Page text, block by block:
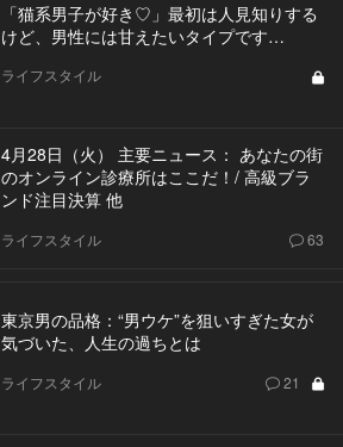
「猫系男子が好き♡」最初は人見知りする
けど、男性には甘えたいタイプです…
ライフスタイル
4月28日（火） 主要ニュース： あなたの街
のオンライン診療所はここだ！/ 高級ブラ
ンド注目決算 他
ライフスタイル 63
東京男の品格：“男ウケ”を狙いすぎた女が
気づいた、人生の過ちとは
ライフスタイル 21